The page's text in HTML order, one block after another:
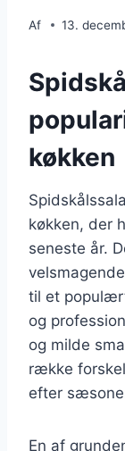
Af 13.
køkken
køkken, der
seneste år.
til et
og
og milde
række
efter
En af